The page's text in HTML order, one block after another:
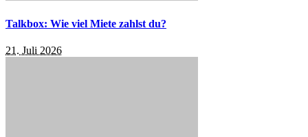
Talkbox: Wie viel Miete zahlst du?
21. Juli 2026